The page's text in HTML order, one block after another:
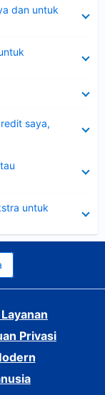
dan untuk
saya,
untuk
Privasi